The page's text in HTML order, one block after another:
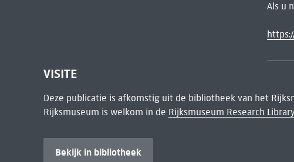
Als u
VISITE
Deze publicatie is afkomstig uit de bibliotheek van het
Rijksmuseum is welkom in de Rijksmuseum Research
Bekijk in bibliotheek